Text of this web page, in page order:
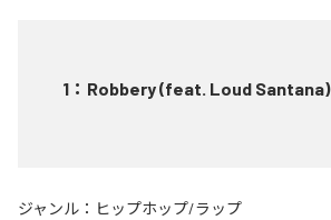
1 ： Robbery (feat. Loud Santana)
ジャンル： ヒップホップ/ラップ